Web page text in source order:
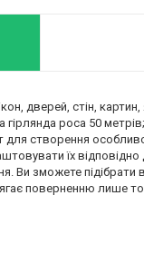
дверей, стін,
роса 50
створення
їх
Ви зможете
поверненню лише